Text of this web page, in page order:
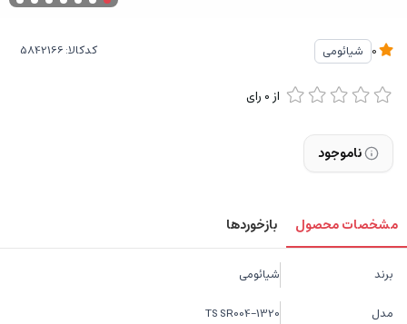
شیائومی کدکالا:
از0 رای
ناموجود
مشخصات محصول بازخوردها
برند شیائومی
مدل TS SR004-1320